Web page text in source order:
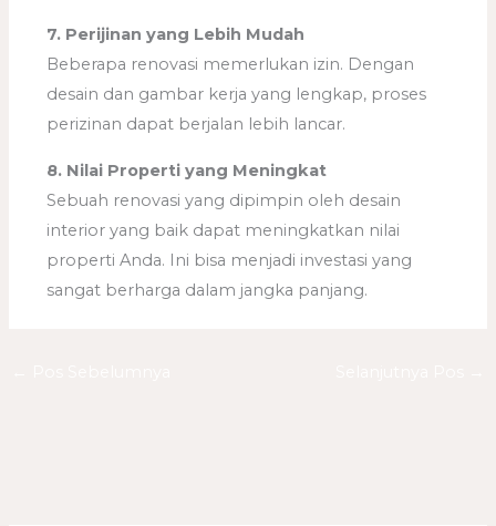
7. Perijinan yang Lebih Mudah
Beberapa renovasi memerlukan izin. Dengan
desain dan gambar kerja yang lengkap, proses
perizinan dapat berjalan lebih lancar.
8. Nilai Properti yang Meningkat
Sebuah renovasi yang dipimpin oleh desain
interior yang baik dapat meningkatkan nilai
properti Anda. Ini bisa menjadi investasi yang
sangat berharga dalam jangka panjang.